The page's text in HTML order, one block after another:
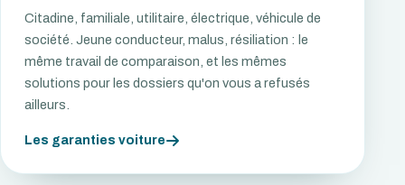
Citadine, familiale, utilitaire, électrique, véhicule de
société. Jeune conducteur, malus, résiliation : le
même travail de comparaison, et les mêmes
solutions pour les dossiers qu'on vous a refusés
ailleurs.
Les garanties voiture